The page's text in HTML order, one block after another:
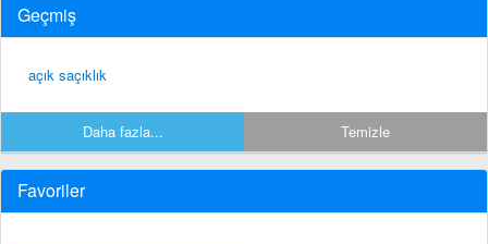
Geçmiş
açık saçıklık
Daha fazla... Temizle
Favoriler